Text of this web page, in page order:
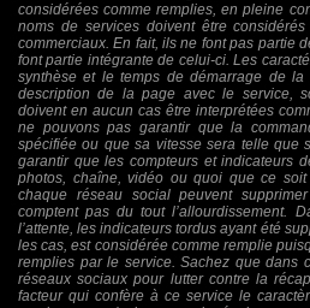
considérées comme remplies, en pleine
noms de services doivent être
commerciaux. En fait, ils ne font pas partie
font partie intégrante de celui-ci. Les
synthèse et le temps de démarrage de la
description de la page avec le service,
doivent en aucun cas être interprétées
ne pouvons pas garantir que la
spécifiée ou que sa vitesse sera telle que
garantir que les compteurs et indicateurs
photos, chaîne, vidéo ou quoi que ce
chaque réseau social peuvent
comptent pas du tout l’allourdissement.
l’attente, les indicateurs tordus ayant été
les cas, est considérée comme remplie
remplies par le service. Sachez que dans
réseaux sociaux pour lutter contre la
facteur qui confère à ce service le